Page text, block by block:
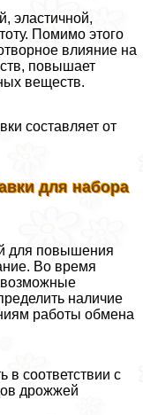
эластичной,
Помимо этого
влияние на
повышает
веществ.
составляет от
для набора
для повышения
Во время
наличие
работы обмена
в соответствии с
дрожжей